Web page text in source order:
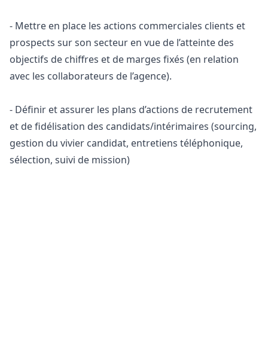
- Mettre en place les actions commerciales clients et
prospects sur son secteur en vue de l’atteinte des
objectifs de chiffres et de marges fixés (en relation
avec les collaborateurs de l’agence).
- Définir et assurer les plans d’actions de recrutement
et de fidélisation des candidats/intérimaires (sourcing,
gestion du vivier candidat, entretiens téléphonique,
sélection, suivi de mission)